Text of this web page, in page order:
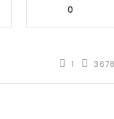
0
1 3678